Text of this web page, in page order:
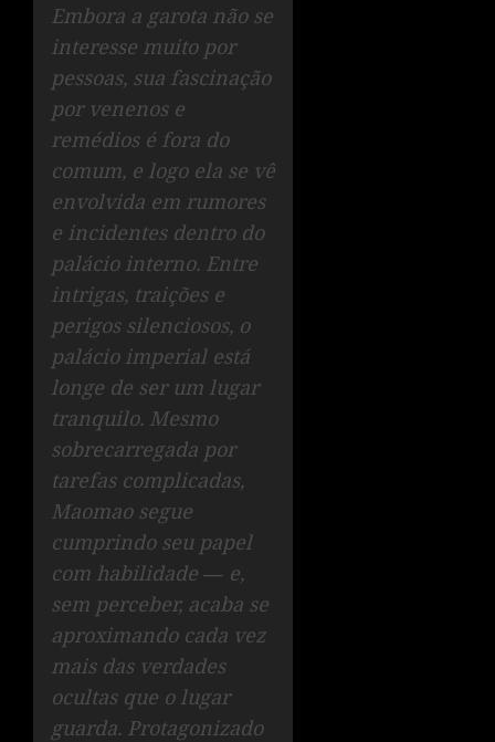
Embora a garota não se
interesse muito por
pessoas, sua fascinação
por venenos e
remédios é fora do
comum, e logo ela se vê
envolvida em rumores
e incidentes dentro do
palácio interno. Entre
intrigas, traições e
perigos silenciosos, o
palácio imperial está
longe de ser um lugar
tranquilo. Mesmo
sobrecarregada por
tarefas complicadas,
Maomao segue
cumprindo seu papel
com habilidade ― e,
sem perceber, acaba se
aproximando cada vez
mais das verdades
ocultas que o lugar
guarda. Protagonizado